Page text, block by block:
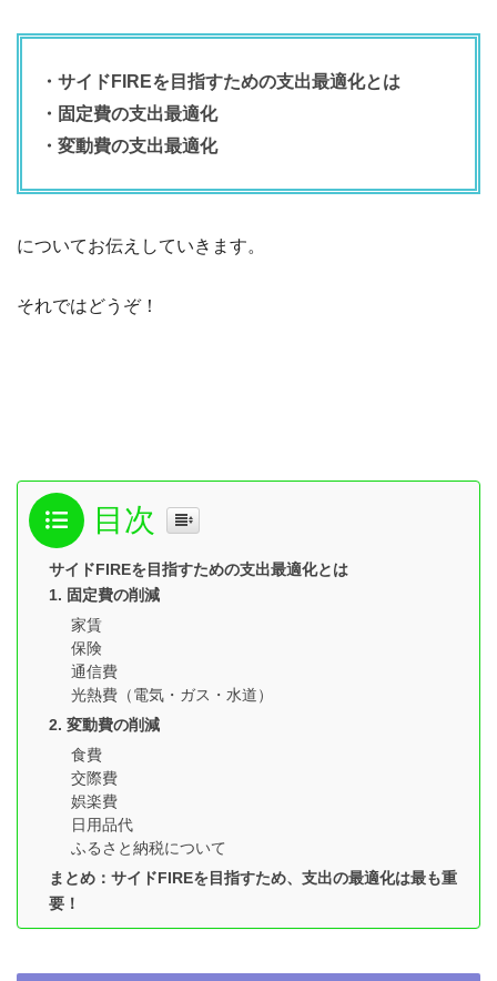
・サイドFIREを目指すための支出最適化とは
・固定費の支出最適化
・変動費の支出最適化
についてお伝えしていきます。
それではどうぞ！
目次
サイドFIREを目指すための支出最適化とは
1. 固定費の削減
家賃
保険
通信費
光熱費（電気・ガス・水道）
2. 変動費の削減
食費
交際費
娯楽費
日用品代
ふるさと納税について
まとめ：サイドFIREを目指すため、支出の最適化は最も重
要！